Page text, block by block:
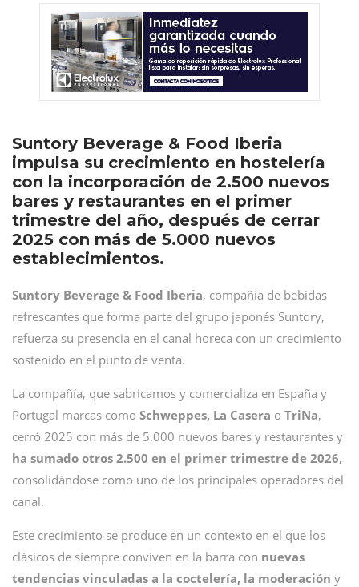
Suntory Beverage & Food Iberia
impulsa su crecimiento en hostelería
con la incorporación de 2.500 nuevos
bares y restaurantes en el primer
trimestre del año, después de cerrar
2025 con más de 5.000 nuevos
establecimientos.
Suntory Beverage & Food Iberia, compañía de bebidas
refrescantes que forma parte del grupo japonés Suntory,
refuerza su presencia en el canal horeca con un crecimiento
sostenido en el punto de venta.
La compañía, que sabricamos y comercializa en España y
Portugal marcas como Schweppes, La Casera o TriNa,
cerró 2025 con más de 5.000 nuevos bares y restaurantes y
ha sumado otros 2.500 en el primer trimestre de 2026,
consolidándose como uno de los principales operadores del
canal.
Este crecimiento se produce en un contexto en el que los
clásicos de siempre conviven en la barra con nuevas
tendencias vinculadas a la coctelería, la moderación y